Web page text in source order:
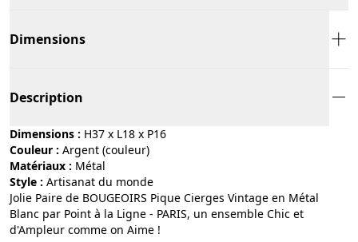
Dimensions
Description
Dimensions : H37 x L18 x P16
Couleur :
argent (couleur)
Matériaux :
métal
Style :
artisanat du monde
Jolie Paire de BOUGEOIRS Pique Cierges Vintage en Métal
Blanc par Point à la Ligne - PARIS, un ensemble Chic et
d'Ampleur comme on Aime !